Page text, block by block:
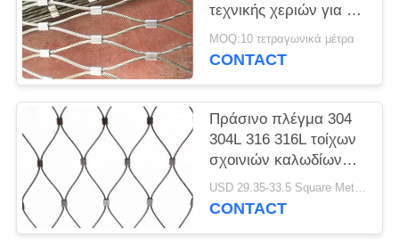
τεχνικής χεριών για το
πράσινες σύστημα
τοίχων και την
MOQ:10 τετραγωνικά μέτρα
CONTACT
Πράσινο πλέγμα 304
304L 316 316L τοίχων
σχοινιών καλωδίων
ανοξείδωτου
USD 29.35-33.5 Square Meters MOQ:10 τετραγωνικά μέτρα
CONTACT